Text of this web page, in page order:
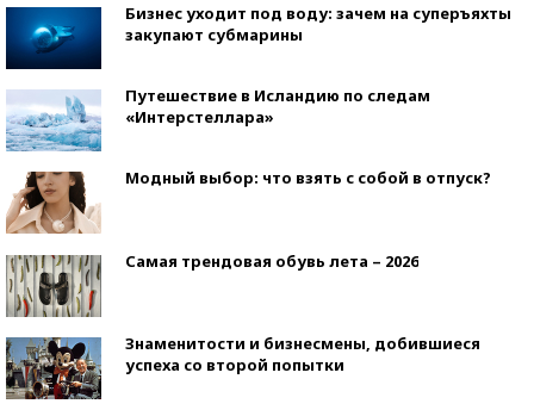
Бизнес уходит под воду: зачем на суперъяхты
закупают субмарины
Путешествие в Исландию по следам
«Интерстеллара»
Модный выбор: что взять с собой в отпуск?
Самая трендовая обувь лета – 2026
Знаменитости и бизнесмены, добившиеся
успеха со второй попытки